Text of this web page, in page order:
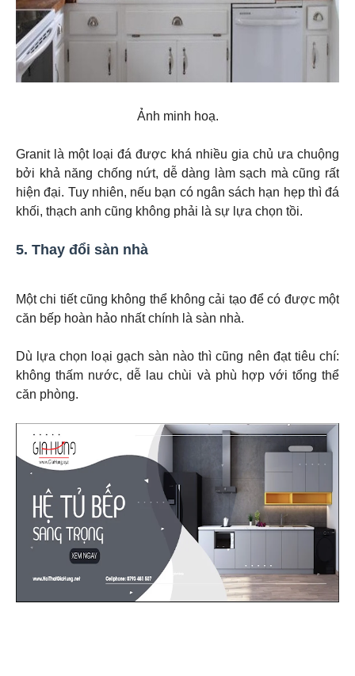
Ảnh minh hoạ.
Granit là một loại đá được khá nhiều gia chủ ưa chuộng
bởi khả năng chống nứt, dễ dàng làm sạch mà cũng rất
hiện đại. Tuy nhiên, nếu bạn có ngân sách hạn hẹp thì đá
khối, thạch anh cũng không phải là sự lựa chọn tồi.
5. Thay đổi sàn nhà
Một chi tiết cũng không thể không cải tạo để có được một
căn bếp hoàn hảo nhất chính là sàn nhà.
Dù lựa chọn loại gạch sàn nào thì cũng nên đạt tiêu chí:
không thấm nước, dễ lau chùi và phù hợp với tổng thể
căn phòng.